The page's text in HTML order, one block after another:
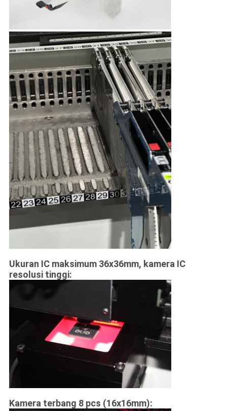
Ukuran IC maksimum 36x36mm, kamera IC
resolusi tinggi:
Kamera terbang 8 pcs (16x16mm):